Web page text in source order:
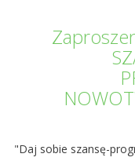
"Daj sobie szansę-